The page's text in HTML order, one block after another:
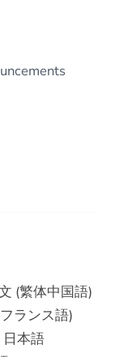
(繁体中国語)
フランス語)
日本語